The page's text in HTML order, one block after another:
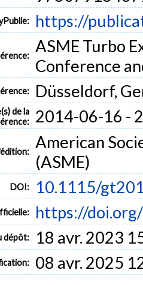
https://
ASME Turbo
Conference
Düsseldorf,
de la
2014-06-16 -
American
(ASME)
DOI: 10.1115/
https://
dépôt: 18 avr. 2023
08 avr. 2025